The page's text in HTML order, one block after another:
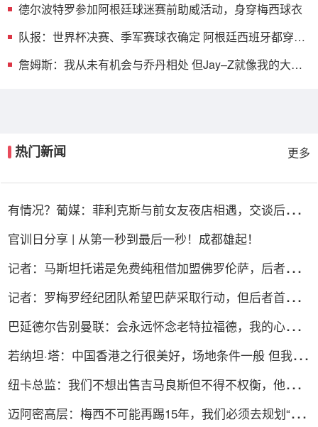
德尔波特罗参加阿根廷球迷赛前助威活动，身穿梅西球衣
队报：世界杯决赛、季军赛球衣确定 阿根廷西班牙都穿主
詹姆斯：我从未有机会与乔丹相处 但Jay–Z就像我的大哥
热门新闻 更多
有情况？葡媒：菲利克斯与前女友夜店相遇，交谈后社媒
官训日分享 | 从第一秒到最后一秒！成都雄起！
记者：马斯坦托诺是免费纯租借加盟佛罗伦萨，后者承担
记者：罗梅罗经纪团队希望巴萨采取行动，但后者首选引
巴延德尔告别曼联：会永远怀念老特拉福德，我的心与你
若纳坦·塔：中国香港之行很美好，场地条件一般 但我们
纽卡总监：我们不想出售吉马良斯但不得不权衡，他明确
迈阿密高层：梅西不可能再踢15年，我们必须去规划“后